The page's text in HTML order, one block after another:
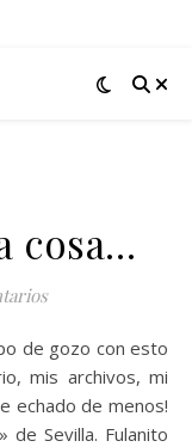
cosa…
mis archivos, mi
echado de menos!
Sevilla. Fulanito